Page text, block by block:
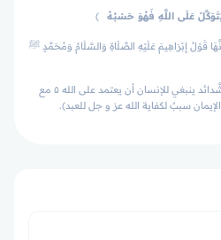
عَلَى اللَّهِ فَهُوَ حَسْبُهُ ﴾
قَوْلُ إِبْرَاهِيمَ عَلَيْهِ الصَّلَاةِ وَالسَّلَامُ وَمُحَمَّدٍ ﷺ
(وفي الباب زيادة الإيمان، وأنَّه عند الشَّدائد ينبغي للإنسان أن يعتمد على الله ۵ مع
سببٌ لكفاية الله عز و جل للعبد).